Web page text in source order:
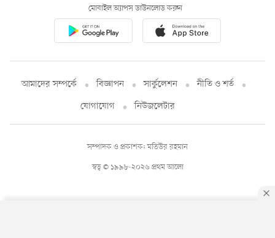
মোবাইল অ্যাপস ডাউনলোড করুন
আমাদের সম্পর্কে বিজ্ঞাপন সার্কুলেশন
নীতি ও শর্ত
যোগাযোগ
নিউজলেটার
স্বত্ব © ১৯৯৮-২০২৬ প্রথম আলো
সম্পাদক ও প্রকাশক: মতিউর রহমান